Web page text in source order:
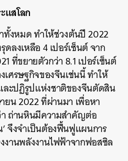
แสโลก
งหมด ทำให้ช่วงต้นปี 2022
ลงเหลือ 4 เปอร์เซ็นต์ จาก
ที่ขยายตัวกว่า 8.1 เปอร์เซ็นต์
ศรษฐกิจของจีนเช่นนี้ ทำให้
ะปฏิรูปแห่งชาติของจีนตัดสิน
ยน 2022 ที่ผ่านมา เพื่อหา
ถ่านหินมีความสำคัญต่อ
จึงจำเป็นต้องฟื้นฟูแผนการ
งานพลังงานไฟฟ้าจากฟอสซิล